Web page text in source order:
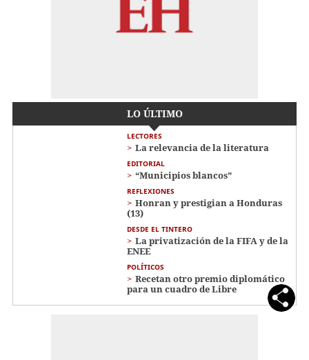
LO ÚLTIMO
LECTORES
La relevancia de la literatura
EDITORIAL
“Municipios blancos”
REFLEXIONES
Honran y prestigian a Honduras
(13)
DESDE EL TINTERO
La privatización de la FIFA y de la
ENEE
POLÍTICOS
Recetan otro premio diplomático
para un cuadro de Libre